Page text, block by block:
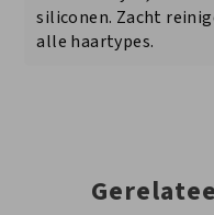
siliconen. Zacht
alle haartypes.